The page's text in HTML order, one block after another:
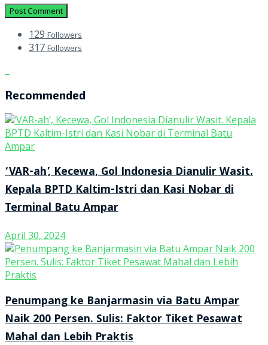
129 Followers
317 Followers
Recommended
‘VAR-ah’, Kecewa, Gol Indonesia Dianulir Wasit.
Kepala BPTD Kaltim-Istri dan Kasi Nobar di
Terminal Batu Ampar
April 30, 2024
Penumpang ke Banjarmasin via Batu Ampar
Naik 200 Persen. Sulis: Faktor Tiket Pesawat
Mahal dan Lebih Praktis